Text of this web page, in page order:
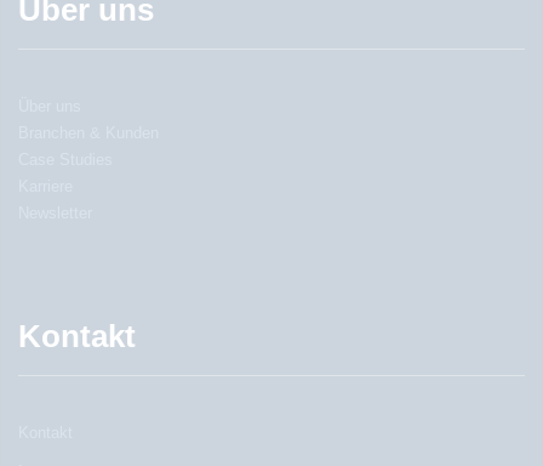
Über uns
Kontakt